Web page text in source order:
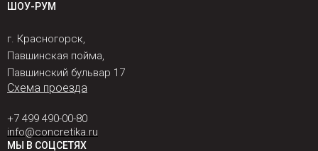
ШОУ-РУМ
г. Красногорск,
Павшинская пойма,
Павшинский бульвар 17
Схема проезда
+7 499 490-00-80
info@concretika.ru
МЫ В СОЦСЕТЯХ